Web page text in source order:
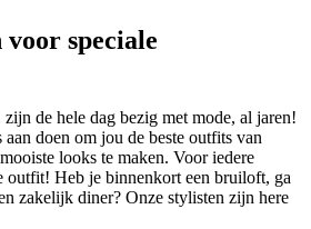
speciale
de hele dag bezig met mode, al jaren!
doen om jou de beste outfits van
looks te maken. Voor iedere
outfit! Heb je binnenkort een bruiloft, ga
zakelijk diner? Onze stylisten zijn here